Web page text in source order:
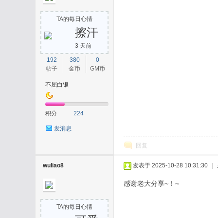
TA的每日心情
擦汗
3 天前
192
帖子
380
金币
0
GM币
不屈白银
积分 224
发消息
回复
wuliao8
TA的每日心情
发表于 2025-10-28 10:31:30
感谢老大分享~！~